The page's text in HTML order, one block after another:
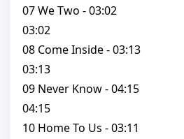
07 We Two - 03:02
03:02
08 Come Inside - 03:13
03:13
09 Never Know - 04:15
04:15
10 Home To Us - 03:11